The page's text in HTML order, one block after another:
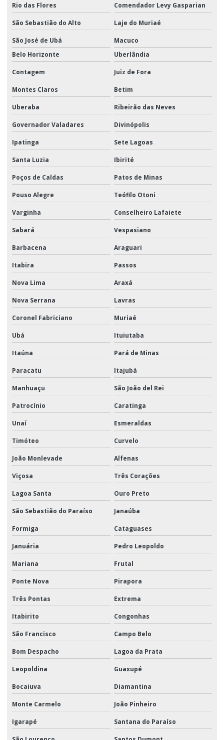
Rio das Flores Comendador Levy Gasparian
São Sebastião do Alto Laje do Muriaé
São José de Ubá
Macuco
Belo Horizonte
Uberlândia
Contagem Juiz de Fora
Montes Claros Betim
Uberaba Ribeirão das Neves
Governador Valadares Divinópolis
Ipatinga Sete Lagoas
Santa Luzia Ibirité
Poços de Caldas Patos de Minas
Pouso Alegre Teófilo Otoni
Varginha Conselheiro Lafaiete
Sabará Vespasiano
Barbacena Araguari
Itabira Passos
Nova Lima Araxá
Nova Serrana Lavras
Coronel Fabriciano Muriaé
Ubá Ituiutaba
Itaúna Pará de Minas
Paracatu Itajubá
Manhuaçu São João del Rei
Patrocínio Caratinga
Unaí Esmeraldas
Timóteo Curvelo
João Monlevade Alfenas
Viçosa Três Corações
Lagoa Santa Ouro Preto
São Sebastião do Paraíso Janaúba
Formiga Cataguases
Januária Pedro Leopoldo
Mariana Frutal
Ponte Nova Pirapora
Três Pontas Extrema
Itabirito Congonhas
São Francisco Campo Belo
Bom Despacho Lagoa da Prata
Leopoldina Guaxupé
Bocaiuva Diamantina
Monte Carmelo João Pinheiro
Igarapé Santana do Paraíso